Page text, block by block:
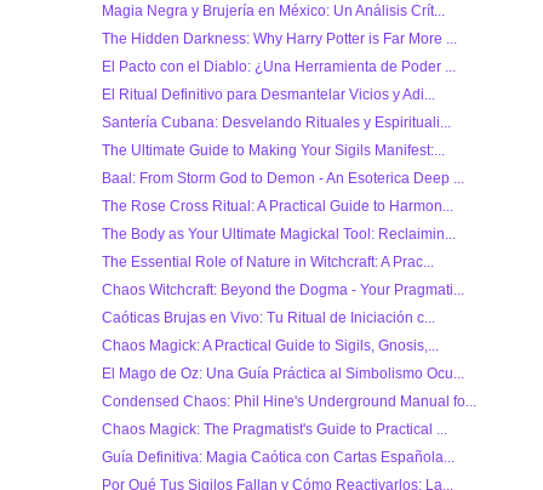
Magia Negra y Brujería en México: Un Análisis Crít...
The Hidden Darkness: Why Harry Potter is Far More ...
El Pacto con el Diablo: ¿Una Herramienta de Poder ...
El Ritual Definitivo para Desmantelar Vicios y Adi...
Santería Cubana: Desvelando Rituales y Espirituali...
The Ultimate Guide to Making Your Sigils Manifest:...
Baal: From Storm God to Demon - An Esoterica Deep ...
The Rose Cross Ritual: A Practical Guide to Harmon...
The Body as Your Ultimate Magickal Tool: Reclaimin...
The Essential Role of Nature in Witchcraft: A Prac...
Chaos Witchcraft: Beyond the Dogma - Your Pragmati...
Caóticas Brujas en Vivo: Tu Ritual de Iniciación c...
Chaos Magick: A Practical Guide to Sigils, Gnosis,...
El Mago de Oz: Una Guía Práctica al Simbolismo Ocu...
Condensed Chaos: Phil Hine's Underground Manual fo...
Chaos Magick: The Pragmatist's Guide to Practical ...
Guía Definitiva: Magia Caótica con Cartas Española...
Por Qué Tus Sigilos Fallan y Cómo Reactivarlos: La...